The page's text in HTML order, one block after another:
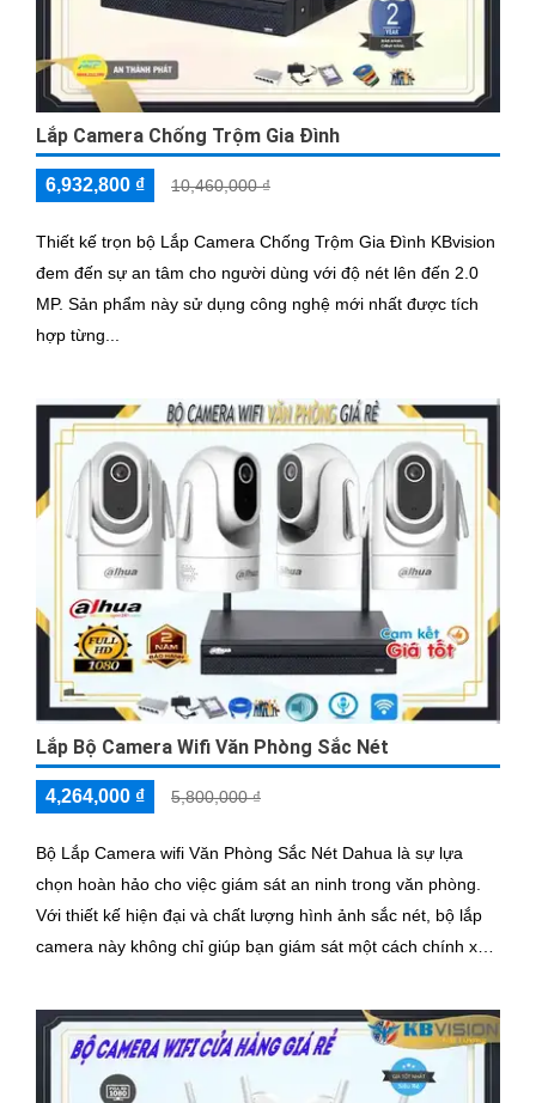
Lắp Camera Chống Trộm Gia Đình
6,932,800 ₫ 10,460,000 ₫
Thiết kế trọn bộ Lắp Camera Chống Trộm Gia Đình KBvision
đem đến sự an tâm cho người dùng với độ nét lên đến 2.0
MP. Sản phẩm này sử dụng công nghệ mới nhất được tích
hợp từng...
Lắp Bộ Camera Wifi Văn Phòng Sắc Nét
4,264,000 ₫ 5,800,000 ₫
Bộ Lắp Camera wifi Văn Phòng Sắc Nét Dahua là sự lựa
chọn hoàn hảo cho việc giám sát an ninh trong văn phòng.
Với thiết kế hiện đại và chất lượng hình ảnh sắc nét, bộ lắp
camera này không chỉ giúp bạn giám sát một cách chính xác